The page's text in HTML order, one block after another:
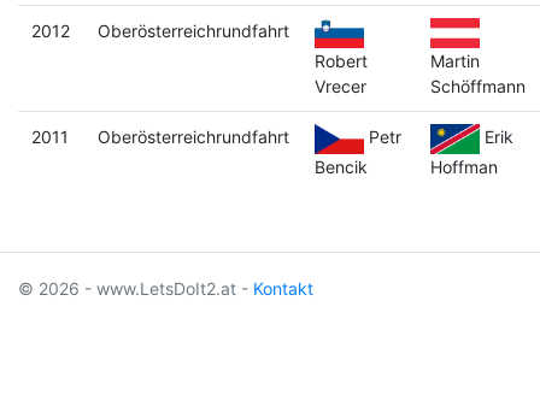
2012
Oberösterreichrundfahrt
Robert
Vrecer
Martin
Schöffmann
2011 Oberösterreichrundfahrt
Petr
Bencik
Erik
Hoffman
© 2026 - www.LetsDoIt2.at - Kontakt